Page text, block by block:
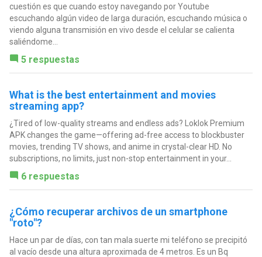
cuestión es que cuando estoy navegando por Youtube
escuchando algún video de larga duración, escuchando música o
viendo alguna transmisión en vivo desde el celular se calienta
saliéndome...
5 respuestas
What is the best entertainment and movies
streaming app?
¿Tired of low-quality streams and endless ads? Loklok Premium
APK changes the game—offering ad-free access to blockbuster
movies, trending TV shows, and anime in crystal-clear HD. No
subscriptions, no limits, just non-stop entertainment in your...
6 respuestas
¿Cómo recuperar archivos de un smartphone
"roto"?
Hace un par de días, con tan mala suerte mi teléfono se precipitó
al vacío desde una altura aproximada de 4 metros. Es un Bq